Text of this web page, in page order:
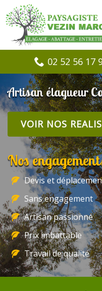
02 52 56 17
Artisan élagueur
VOIR NOS
Nos
Devis et
Sans engagement
Artisan passionné
Prix imbattable
Travail de qualité